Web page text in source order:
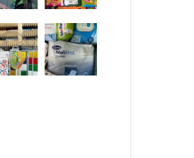
театры, городские
Принимают
соревнованиях,